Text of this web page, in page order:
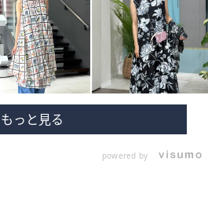
powered by